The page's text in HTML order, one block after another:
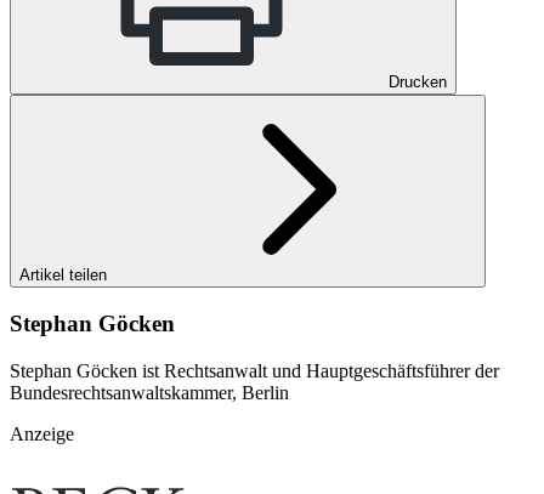
Drucken
Artikel teilen
Stephan Göcken
Stephan Göcken ist Rechtsanwalt und Hauptgeschäftsführer der
Bundesrechtsanwaltskammer, Berlin
Anzeige